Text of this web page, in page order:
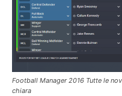
Football Manager 2016 Tutte le
chiara